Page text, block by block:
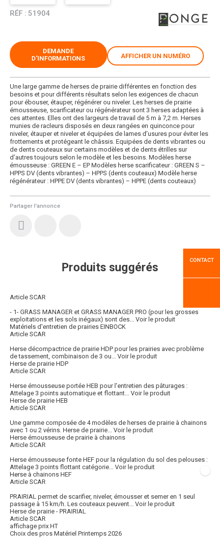
RÉF : 51904
Partager l'annonce
Une large gamme de herses de prairie différentes en fonction des
besoins et pour différents résultats selon les exigences de chacun
pour ébouser, étauper, régénérer ou niveler. Les herses de prairie
émousseuse, scarificateur ou régénérateur sont 3 herses adaptées à
ces attentes. Elles ont des largeurs de travail de 5 m à 7,2 m. Herses
munies de racleurs disposés en deux rangées en quinconce pour
niveler, étauper et niveler et équipées de lames d’usures pour éviter les
frottements et protégeant le châssis. Equipées de dents vibrantes ou
de dents couteaux sur certains modèles et de dents étrilles sur
d’autres toujours selon le modèle et les besoins. Modèles herse
émousseuse : GREEN E – EP Modèles herse scarificateur : GREEN S –
HPPS DV (dents vibrantes) – HPPS (dents couteaux) Modèle herse
régénérateur : HPPE DV (dents vibrantes) – HPPE (dents couteaux)
DEMANDE
D'INFORMATIONS
AFFICHER UN NUMÉRO
Produits suggérés
Article SCAR
- 1- GRASS MANAGER et GRASS MANAGER PRO (pour les grosses
exploitations et les sols inégaux) sont des... Voir le produit
Matériels d'entretien de prairies EINBOCK
Article SCAR
Herse décompactrice de prairie HDP pour les prairies avec problème
de tassement, combinaison de 3 ou... Voir le produit
Herse de prairie HDP
Article SCAR
Herse émousseuse portée HEB pour l'entretien des pâturages :
Attelage 3 points automatique et flottant... Voir le produit
Herse de prairie HEB
Article SCAR
Une gamme composée de 4 modèles de herses de prairie à chainons
avec 1 ou 2 vérins. Herse de prairie... Voir le produit
Herse émousseuse de prairie à chainons
Article SCAR
Herse émousseuse fonte HEF pour la régulation du sol des pelouses :
Attelage 3 points flottant catégorie... Voir le produit
Herse à chainons HEF
Article SCAR
PRAIRIAL permet de scarifier, niveler, émousser et semer en 1 seul
passage à 15 km/h. Les couteaux peuvent... Voir le produit
Herse de prairie - PRAIRIAL
Article SCAR
affichage prix HT
Choix des pros Matériel Printemps 2026
CONTACT